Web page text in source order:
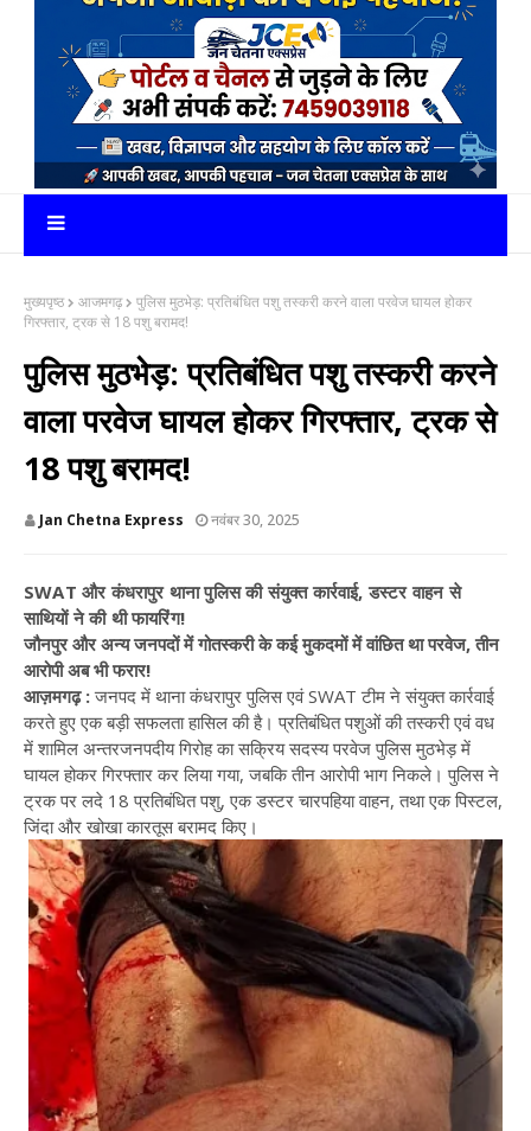
मुख्यपृष्ठ आजमगढ़
पुलिस मुठभेड़: प्रतिबंधित पशु तस्करी करने वाला परवेज घायल होकर
गिरफ्तार, ट्रक से 18 पशु बरामद!
पुलिस मुठभेड़: प्रतिबंधित पशु तस्करी करने
वाला परवेज घायल होकर गिरफ्तार, ट्रक से
18 पशु बरामद!
Jan Chetna Express नवंबर 30, 2025
SWAT और कंधरापुर थाना पुलिस की संयुक्त कार्रवाई, डस्टर वाहन से
साथियों ने की थी फायरिंग!
जौनपुर और अन्य जनपदों में गोतस्करी के कई मुकदमों में वांछित था परवेज, तीन
आरोपी अब भी फरार!
आज़मगढ़ :जनपद में थाना कंधरापुर पुलिस एवं SWAT टीम ने संयुक्त कार्रवाई
करते हुए एक बड़ी सफलता हासिल की है। प्रतिबंधित पशुओं की तस्करी एवं वध
में शामिल अन्तरजनपदीय गिरोह का सक्रिय सदस्य परवेज पुलिस मुठभेड़ में
घायल होकर गिरफ्तार कर लिया गया, जबकि तीन आरोपी भाग निकले। पुलिस ने
ट्रक पर लदे 18 प्रतिबंधित पशु, एक डस्टर चारपहिया वाहन, तथा एक पिस्टल,
जिंदा और खोखा कारतूस बरामद किए।